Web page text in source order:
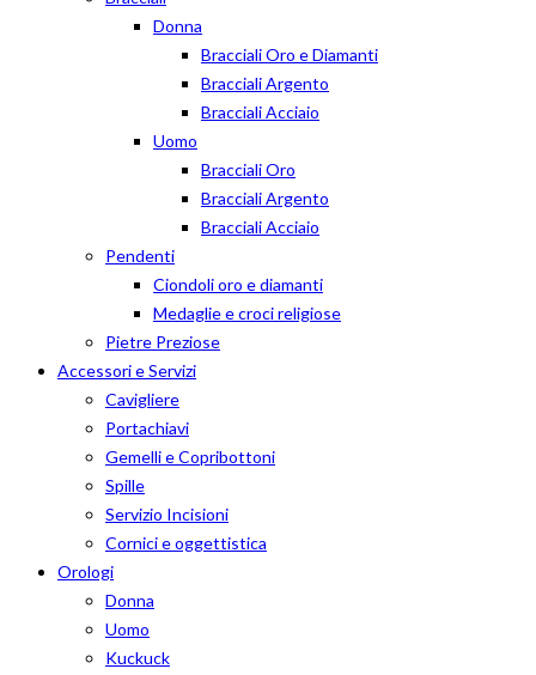
Donna
Bracciali Oro e Diamanti
Bracciali Argento
Bracciali Acciaio
Uomo
Bracciali Oro
Bracciali Argento
Bracciali Acciaio
Pendenti
Ciondoli oro e diamanti
Medaglie e croci religiose
Pietre Preziose
Accessori e Servizi
Cavigliere
Portachiavi
Gemelli e Copribottoni
Spille
Servizio Incisioni
Cornici e oggettistica
Orologi
Donna
Uomo
Kuckuck